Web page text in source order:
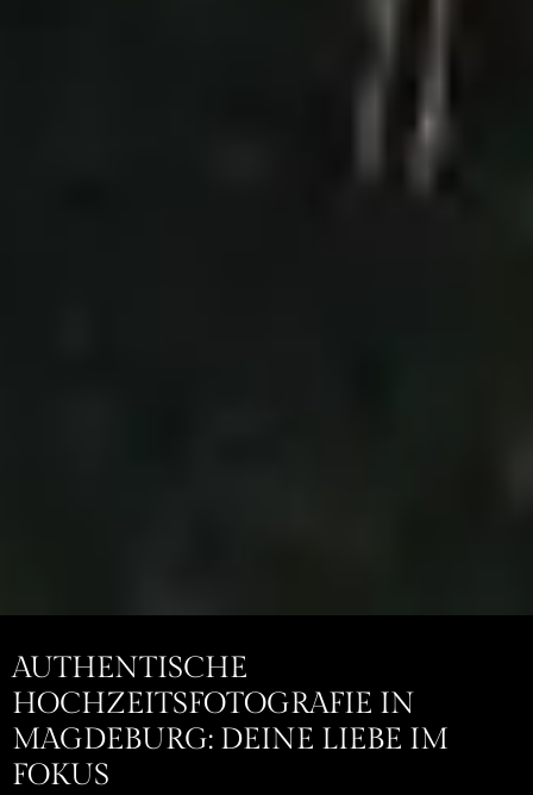
AUTHENTISCHE
HOCHZEITSFOTOGRAFIE IN
MAGDEBURG: DEINE LIEBE IM
FOKUS